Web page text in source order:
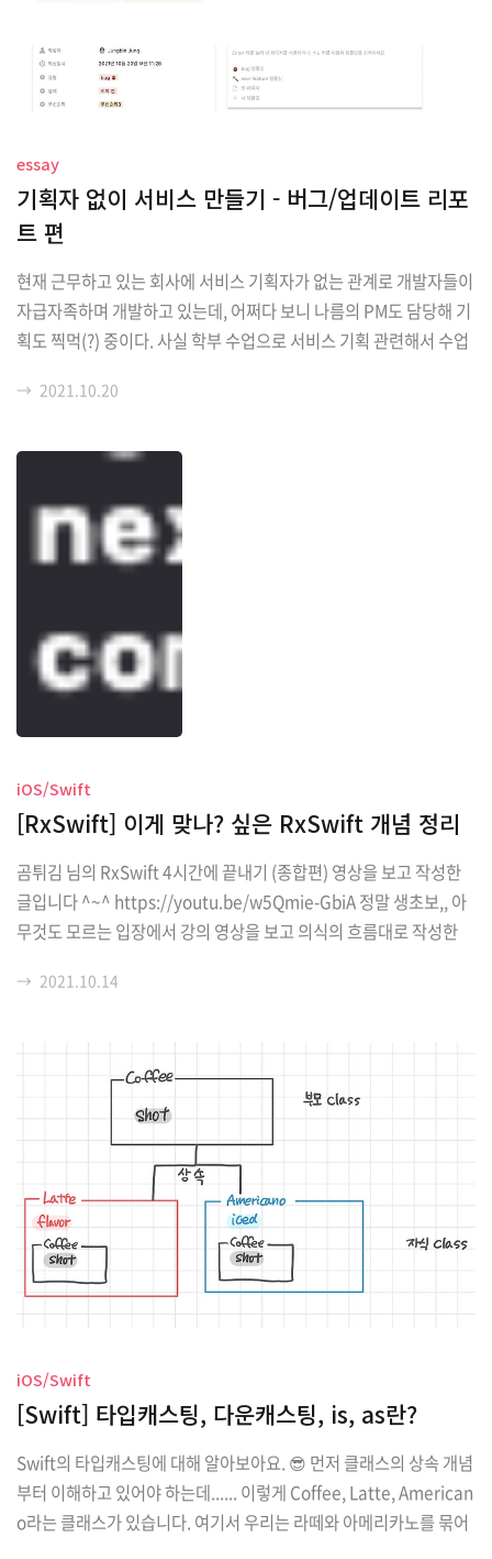
essay
기획자 없이 서비스 만들기 - 버그/업데이트 리포
트 편
현재 근무하고 있는 회사에 서비스 기획자가 없는 관계로 개발자들이
자급자족하며 개발하고 있는데, 어쩌다 보니 나름의 PM도 담당해 기
획도 찍먹(?) 중이다. 사실 학부 수업으로 서비스 기획 관련해서 수업
로 개발을 해왔던 것 같은데(개발하느라바빴음), 나름 체계를 잡고자
첫 글이지만! 출시 후 업데이트 및 유지보수를 진행하면서 생각했던
개발해 릴리즈까지는 성공했다고 치고, (일정에 쫓겨) 개발자로서 효
율적으로 구현하지 못한 부분들은 생각날 때마다 github issue에 뿌
→ 2021.10.20
iOS/Swift
[RxSwift] 이게 맞나? 싶은 RxSwift 개념 정리
곰튀김 님의 RxSwift 4시간에 끝내기 (종합편) 영상을 보고 작성한
글입니다 ^~^ https://youtu.be/w5Qmie-GbiA 정말 생초보,, 아
무것도 모르는 입장에서 강의 영상을 보고 의식의 흐름대로 작성한
적 대환영! [1교시] 개념잡기 - RxSwift를 사용한 비동기 프로그래밍
름)를 completion으로 전달하는 게 아니라 리턴 값으로 전달하여
좀 더 간결하게 사용하도록 만들어진 유틸리티 시간이 걸리는 작업
도중 취소 시 유용 동기/비동기 처리 쉽고 간단하게 create, subscri
be, disposable // MARK: RxSwift 원형 사용..
→ 2021.10.14
iOS/Swift
[Swift] 타입캐스팅, 다운캐스팅, is, as란?
Swift의 타입캐스팅에 대해 알아보아요. 😎 먼저 클래스의 상속 개념
부터 이해하고 있어야 하는데...... 이렇게 Coffee, Latte, American
o라는 클래스가 있습니다. 여기서 우리는 라떼와 아메리카노를 묶어